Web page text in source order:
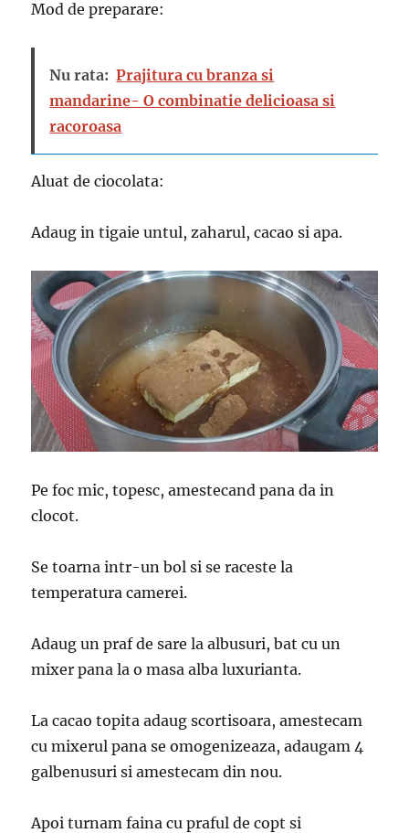
Mod de preparare:
Nu rata: Prajitura cu branza si
mandarine- O combinatie delicioasa si
racoroasa
Aluat de ciocolata:
Adaug in tigaie untul, zaharul, cacao si apa.
Pe foc mic, topesc, amestecand pana da in
clocot.
Se toarna intr-un bol si se raceste la
temperatura camerei.
Adaug un praf de sare la albusuri, bat cu un
mixer pana la o masa alba luxurianta.
La cacao topita adaug scortisoara, amestecam
cu mixerul pana se omogenizeaza, adaugam 4
galbenusuri si amestecam din nou.
Apoi turnam faina cu praful de copt si